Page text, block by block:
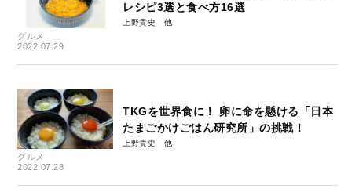
グルメ
2022.07.29
レシピ3選と食べ方16選
上野貴史
グルメ
2022.07.28
TKGを世界食に！ 卵に命を懸ける「日本
たまごかけごはん研究所」の挑戦！
上野貴史